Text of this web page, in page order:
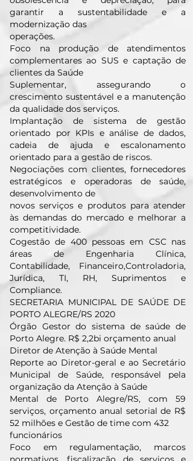
garantir a sustentabilidade e a
modernização das
operações.
Foco na produção de atendimentos
complementares ao SUS e captação de
clientes da Saúde
Suplementar, assegurando o
crescimento sustentável e a manutenção
da qualidade dos serviços.
Implantação de sistema de gestão
orientado por KPIs e análise de dados,
cadeia de ajuda e escalonamento
orientado para a gestão de riscos.
Negociações com clientes, fornecedores
estratégicos e operadoras de saúde,
desenvolvimento de
novos serviços e produtos para atender
às demandas do mercado e melhorar a
competitividade.
Cogestão de 400 pessoas em CSC nas
áreas de Engenharia Clínica,
Contabilidade, Financeiro,Controladoria,
Jurídica, TI, RH, Suprimentos e
Compliance.
SECRETARIA MUNICIPAL DE SAÚDE DE
PORTO ALEGRE/RS 2020
Órgão Gestor do sistema de saúde de
Porto Alegre. R$ 2,2bi orçamento anual
Diretor de Atenção à Saúde Mental
Reporte ao Diretor-geral e ao Secretário
Municipal de Saúde, responsável pela
organização da Atenção à Saúde
Mental de Porto Alegre/RS, com 59
serviços, orçamento anual setorial de R$
52 milhões e Gestão de time com 432
funcionários
Foco em regulamentação, marcos